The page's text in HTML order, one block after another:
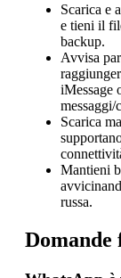
Scarica e
e tieni il
backup.
Avvisa
iMessage
messaggi/
Scarica
Mantieni
russa.
Domande